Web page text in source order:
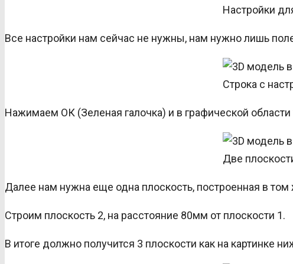
Настройки
Все настройки нам сейчас не нужны, нам нужно лишь
Строка с
Нажимаем ОК (Зеленая галочка) и в графической
Две
Далее нам нужна еще одна плоскость, построенная в
Строим плоскость 2, на расстояние 80мм от плоскости 1.
В итоге должно получится 3 плоскости как на картинке